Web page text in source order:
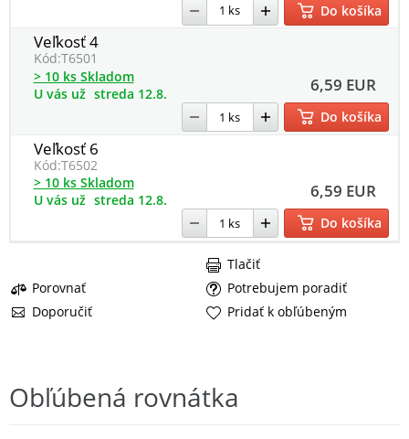
Do košíka
Veľkosť 4
Kód:T6501
6,59 EUR
> 10 ks Skladom
U vás už streda 12.8.
Do košíka
Veľkosť 6
Kód:T6502
6,59 EUR
> 10 ks Skladom
U vás už streda 12.8.
Do košíka
Porovnať
Potrebujem poradiť
Doporučiť
Tlačiť
Pridať k obľúbeným
Obľúbená rovnátka